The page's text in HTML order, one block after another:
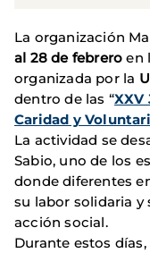
La organización
al 28 de febrero en
organizada por la
dentro de las “XXV
Caridad y
La actividad se
Sabio, uno de los
donde diferentes
su labor solidaria y
acción social.
Durante estos